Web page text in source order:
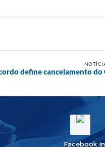
define cancelamento do
Facebook